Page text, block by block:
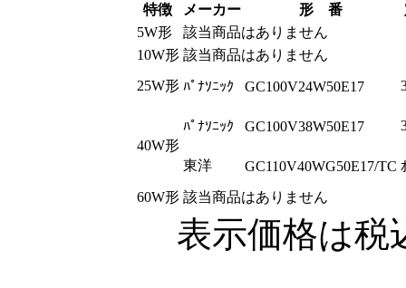
特徴 メーカー 形 番
5W形
該当商品はありません
10W形 該当商品はありません
25W形 ﾊﾟﾅｿﾆｯｸ GC100V24W50E17
40W形
ﾊﾟﾅｿﾆｯｸ GC100V38W50E17
東洋 GC110V40WG50E17/TC
60W形 該当商品はありません
表示価格は税